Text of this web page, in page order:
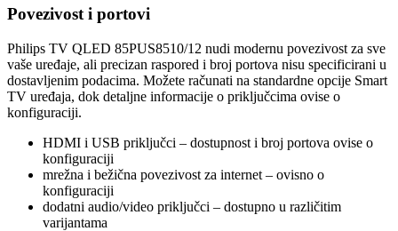
Povezivost i portovi
Philips TV QLED 85PUS8510/12 nudi modernu povezivost za sve
vaše uređaje, ali precizan raspored i broj portova nisu specificirani u
dostavljenim podacima. Možete računati na standardne opcije Smart
TV uređaja, dok detaljne informacije o priključcima ovise o
konfiguraciji.
HDMI i USB priključci – dostupnost i broj portova ovise o
konfiguraciji
mrežna i bežična povezivost za internet – ovisno o
konfiguraciji
dodatni audio/video priključci – dostupno u različitim
varijantama